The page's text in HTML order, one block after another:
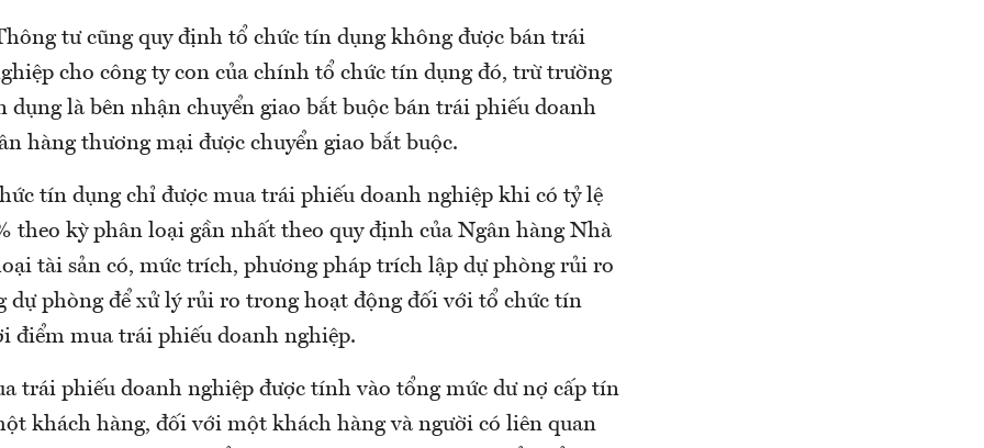
tư cũng quy định tổ chức tín dụng không được bán trái
cho công ty con của chính tổ chức tín dụng đó, trừ trường
dụng là bên nhận chuyển giao bắt buộc bán trái phiếu doanh
hàng thương mại được chuyển giao bắt buộc.
tín dụng chỉ được mua trái phiếu doanh nghiệp khi có tỷ lệ
theo kỳ phân loại gần nhất theo quy định của Ngân hàng Nhà
tài sản có, mức trích, phương pháp trích lập dự phòng rủi ro
dự phòng để xử lý rủi ro trong hoạt động đối với tổ chức tín
điểm mua trái phiếu doanh nghiệp.
trái phiếu doanh nghiệp được tính vào tổng mức dư nợ cấp tín
khách hàng, đối với một khách hàng và người có liên quan